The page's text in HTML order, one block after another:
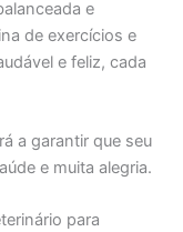
e
de exercícios e
e feliz, cada
a garantir que seu
e muita alegria.
para